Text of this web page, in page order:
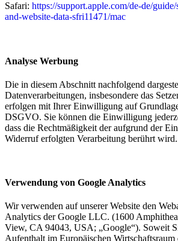
Safari: https://support.apple.com/de-de/
and-website-data-sfri11471/mac
Analyse Werbung
Die in diesem Abschnitt nachfolgend
Datenverarbeitungen, insbesondere das
erfolgen mit Ihrer Einwilligung auf
DSGVO. Sie können die Einwilligung
dass die Rechtmäßigkeit der aufgrund der
Widerruf erfolgten Verarbeitung berührt wird.
Verwendung von Google Analytics
Wir verwenden auf unserer Website den
Analytics der Google LLC. (1600
View, CA 94043, USA; „Google“). Soweit
Aufenthalt im Europäischen Wirtschaftsraum